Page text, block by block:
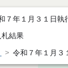
７年１月３１日
結果
令和７年１月